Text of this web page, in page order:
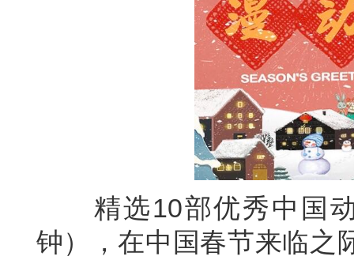
精选10部优秀中国动
钟），在中国春节来临之